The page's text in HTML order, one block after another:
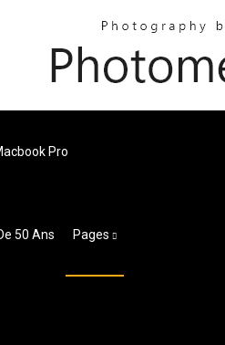
Pro
50 Ans Pages